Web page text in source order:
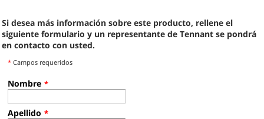
Si desea más información sobre este producto, rellene el
siguiente formulario y un representante de Tennant se pondrá
en contacto con usted.
* Campos requeridos
Nombre *
Apellido *